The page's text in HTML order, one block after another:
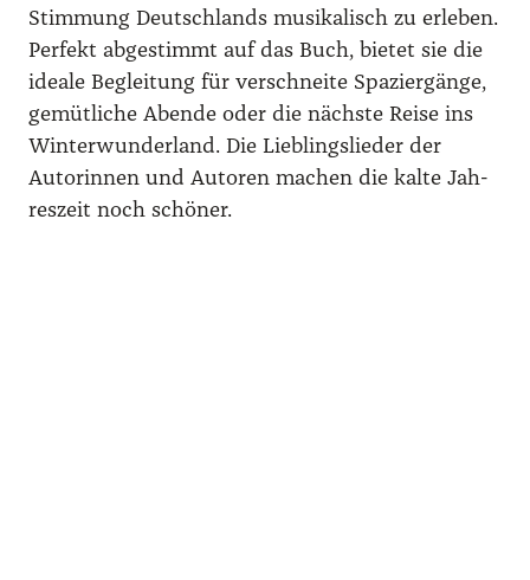
Stim­mung Deutsch­lands musi­ka­lisch zu erle­ben.
Per­fekt abge­stimmt auf das Buch, bie­tet sie die
idea­le Beglei­tung für ver­schnei­te Spa­zier­gän­ge,
gemüt­li­che Aben­de oder die nächs­te Rei­se ins
Win­ter­wun­der­land. Die Lieb­lings­lie­der der
Autorin­nen und Autoren machen die kal­te Jah­
res­zeit noch schö­ner.